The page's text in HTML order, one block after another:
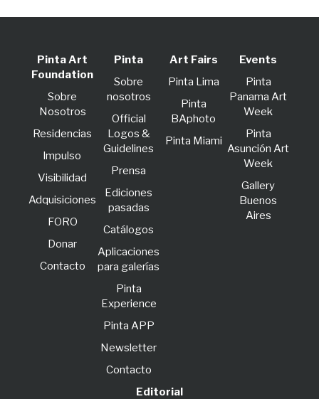
Pinta Art
Foundation
Sobre
Nosotros
Residencias
lmpulso
Visibilidad
Adquisiciones
FORO
Donar
Contacto
Pinta
Sobre
nosotros
Official
Logos &
Guidelines
Prensa
Ediciones
pasadas
Catálogos
Aplicaciones
para galerías
Pinta
Experience
Pinta APP
Newsletter
Contacto
Art Fairs
Pinta Lima
Pinta
BAphoto
Pinta Miami
Events
Pinta
Panama Art
Week
Pinta
Asunción Art
Week
Gallery
Buenos
Aires
Editorial